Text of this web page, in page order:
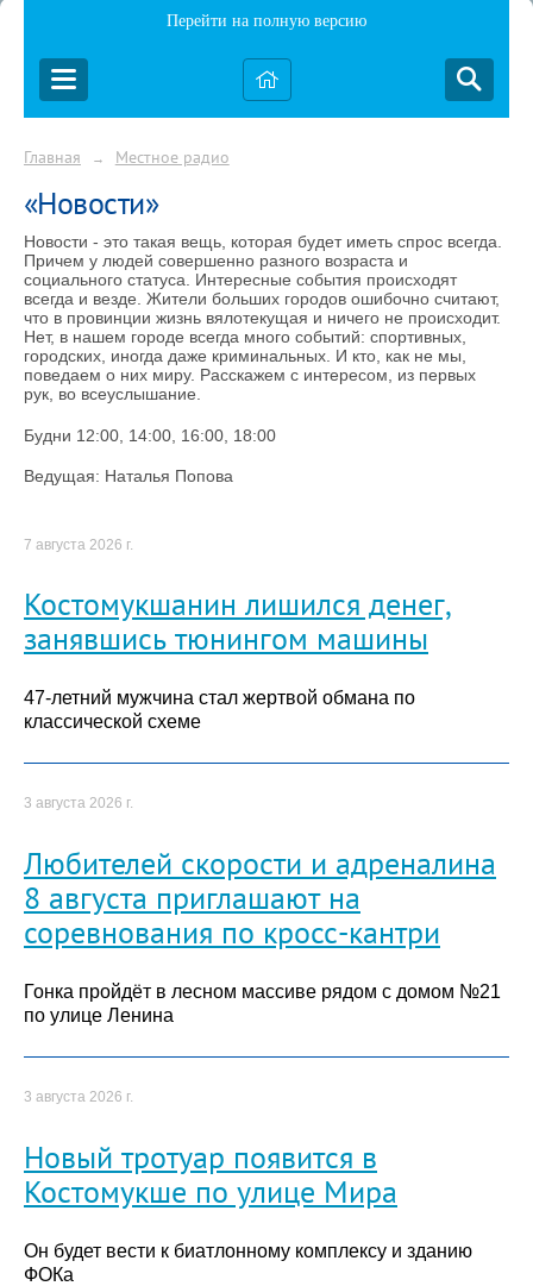
Перейти на полную версию
Главная → Местное радио
«Новости»
Новости - это такая вещь, которая будет иметь спрос всегда.
Причем у людей совершенно разного возраста и
социального статуса. Интересные события происходят
всегда и везде. Жители больших городов ошибочно считают,
что в провинции жизнь вялотекущая и ничего не происходит.
Нет, в нашем городе всегда много событий: спортивных,
городских, иногда даже криминальных. И кто, как не мы,
поведаем о них миру. Расскажем с интересом, из первых
рук, во всеуслышание.
Будни 12:00, 14:00, 16:00, 18:00
Ведущая: Наталья Попова
7 августа 2026 г.
Костомукшанин лишился денег,
занявшись тюнингом машины
47-летний мужчина стал жертвой обмана по
классической схеме
3 августа 2026 г.
Любителей скорости и адреналина
8 августа приглашают на
соревнования по кросс-кантри
Гонка пройдёт в лесном массиве рядом с домом №21
по улице Ленина
3 августа 2026 г.
Новый тротуар появится в
Костомукше по улице Мира
Он будет вести к биатлонному комплексу и зданию
ФОКа